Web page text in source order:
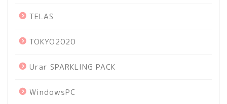
TELAS
TOKYO2020
Urar SPARKLING PACK
WindowsPC